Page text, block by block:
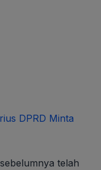
DPRD Minta
telah